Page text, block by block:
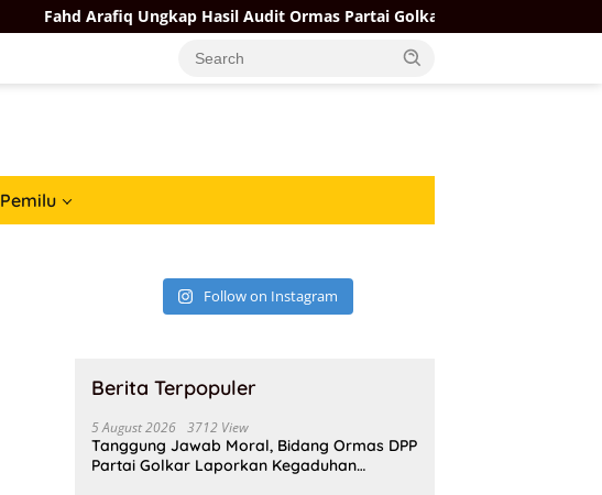
Fahd Arafiq Ungkap Hasil Audit Ormas Partai Golkar: Ada yang Kuat, Ada
Pemilu
Follow on Instagram
Berita Terpopuler
5 August 2026 3712 View
Tanggung Jawab Moral, Bidang Ormas DPP
Partai Golkar Laporkan Kegaduhan